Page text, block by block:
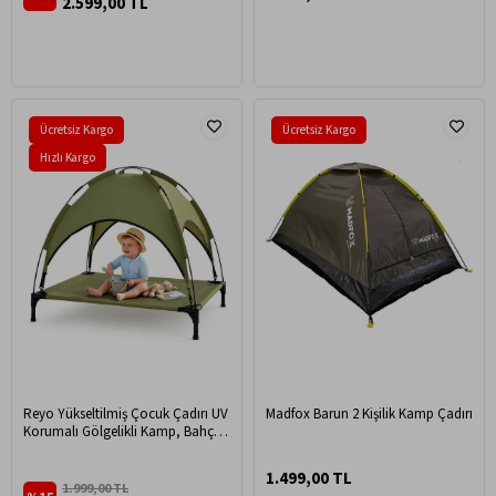
Güneşlik Karavan Yan Gölgelik
Reyo Yükseltilmiş Çocuk Çadırı UV
Korumalı Gölgelikli Kamp, Bahçe
1.999,00 TL
Ücretsiz Kargo
Hızlı Kargo
Madfox Barun 2 Kişilik Kamp Çadırı
1.499,00 TL
Ücretsiz Kargo